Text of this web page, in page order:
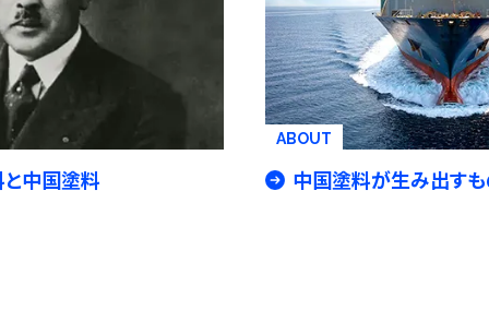
と中国塗料
ABOUT
中国塗料が生み出す